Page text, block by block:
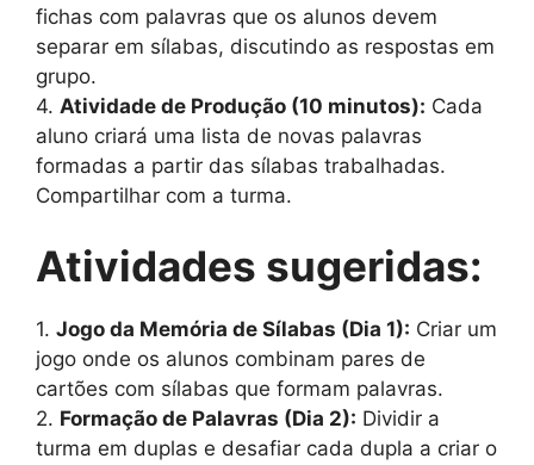
fichas com palavras que os alunos devem
separar em sílabas, discutindo as respostas em
grupo.
4. Atividade de Produção (10 minutos): Cada
aluno criará uma lista de novas palavras
formadas a partir das sílabas trabalhadas.
Compartilhar com a turma.
Atividades sugeridas:
1. Jogo da Memória de Sílabas (Dia 1): Criar um
jogo onde os alunos combinam pares de
cartões com sílabas que formam palavras.
2. Formação de Palavras (Dia 2): Dividir a
turma em duplas e desafiar cada dupla a criar o